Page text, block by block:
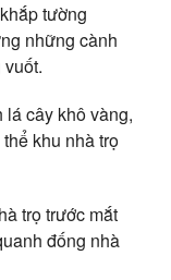
tường
những cành
cây khô vàng,
khu nhà trọ
trọ trước mắt
đống nhà